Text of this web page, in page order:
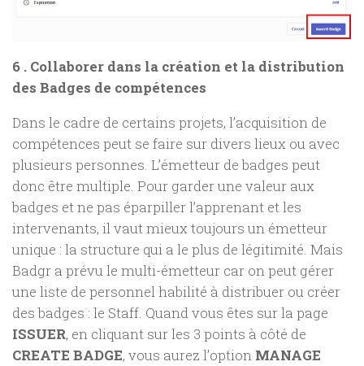
6 . Collaborer dans la création et la distribution
des Badges de compétences
Dans le cadre de certains projets, l’acquisition de
compétences peut se faire sur divers lieux ou avec
plusieurs personnes. L’émetteur de badges peut
donc être multiple. Pour garder une valeur aux
badges et ne pas éparpiller l’apprenant et les
intervenants, il vaut mieux toujours un émetteur
unique : la structure qui a le plus de légitimité. Mais
Badgr a prévu le multi-émetteur car on peut gérer
une liste de personnel habilité à distribuer ou créer
des badges : le Staff. Quand vous êtes sur la page
ISSUER, en cliquant sur les 3 points à côté de
CREATE BADGE, vous aurez l’option MANAGE